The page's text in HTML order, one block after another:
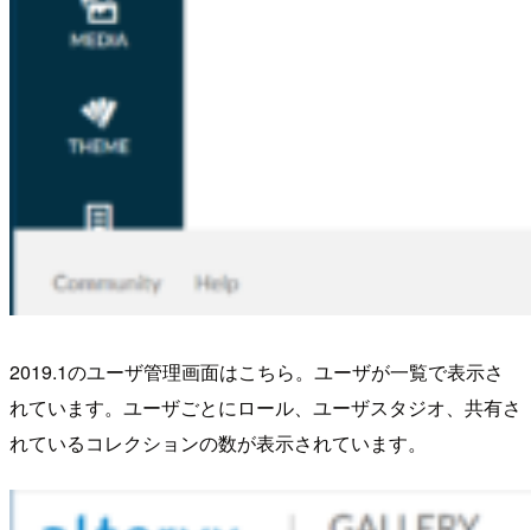
2019.1のユーザ管理画面はこちら。ユーザが一覧で表示さ
れています。ユーザごとにロール、ユーザスタジオ、共有さ
れているコレクションの数が表示されています。